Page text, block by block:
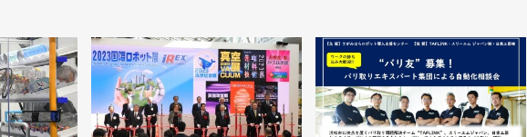
と出荷額、出荷台数が過去最高を更新／日本ロボット工業会
式典を開催／日本ロボット工業会